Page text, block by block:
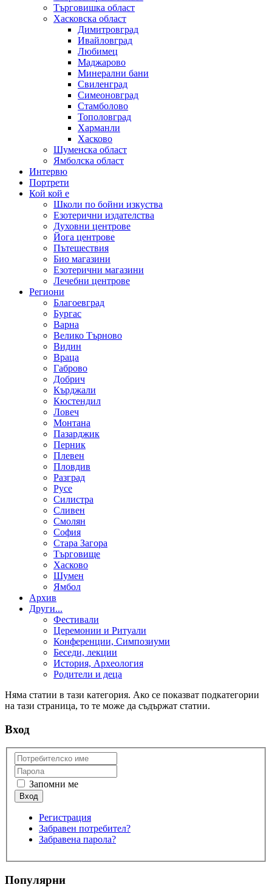
Търговишка област
Хасковска област
Димитровград
Ивайловград
Любимец
Маджарово
Минерални бани
Свиленград
Симеоновград
Стамболово
Тополовград
Харманли
Хасково
Шуменска област
Ямболска област
Интервю
Портрети
Кой кой е
Школи по бойни изкуства
Езотерични издателства
Духовни центрове
Йога центрове
Пътешествия
Био магазини
Езотерични магазини
Лечебни центрове
Региони
Благоевград
Бургас
Варна
Велико Търново
Видин
Враца
Габрово
Добрич
Кърджали
Кюстендил
Ловеч
Монтана
Пазарджик
Перник
Плевен
Пловдив
Разград
Русе
Силистра
Сливен
Смолян
София
Стара Загора
Търговище
Хасково
Шумен
Ямбол
Aрхив
Други...
Фестивали
Церемонии и Ритуали
Конференции, Симпозиуми
Беседи, лекции
История, Археология
Родители и деца
Няма статии в тази категория. Ако се показват подкатегории
на тази страница, то те може да съдържат статии.
Вход
Запомни ме
Регистрация
Забравен потребител?
Забравена парола?
Популярни